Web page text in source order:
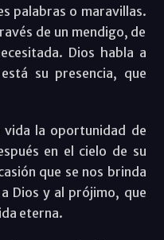
palabras o maravillas.
de un mendigo, de
Dios habla a
su presencia, que
vida la oportunidad de
en el cielo de su
que se nos brinda
Dios y al prójimo, que
eterna.